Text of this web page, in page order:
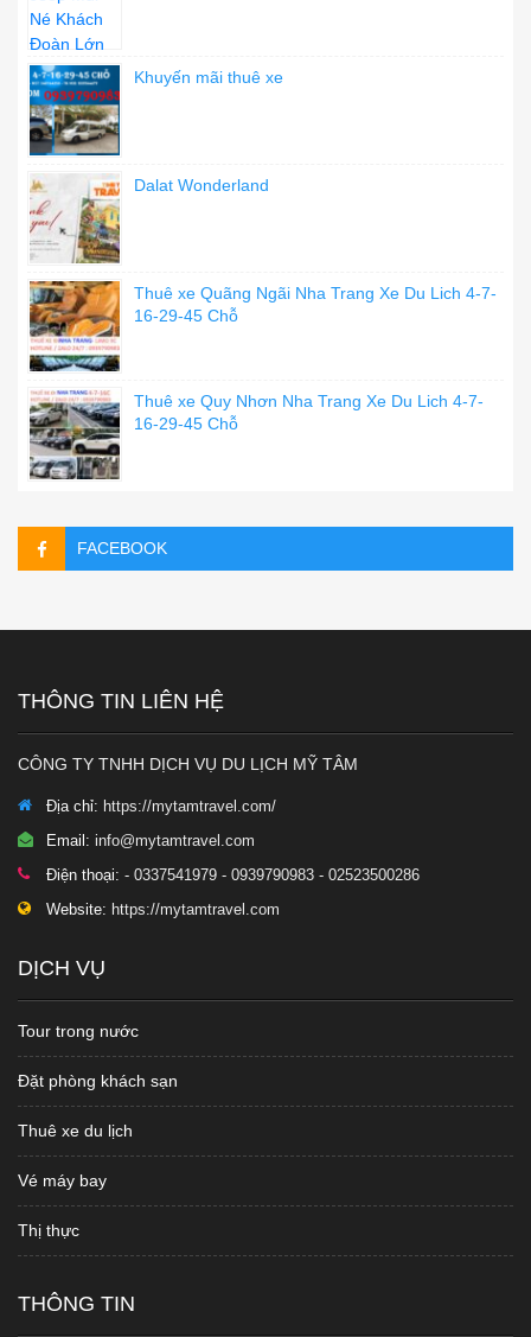
Khuyến mãi thuê xe
Dalat Wonderland
Thuê xe Quãng Ngãi Nha Trang Xe Du Lich 4-7-
16-29-45 Chỗ
Thuê xe Quy Nhơn Nha Trang Xe Du Lich 4-7-
16-29-45 Chỗ
FACEBOOK
THÔNG TIN LIÊN HỆ
CÔNG TY TNHH DỊCH VỤ DU LỊCH MỸ TÂM
Địa chỉ: https://mytamtravel.com/
Email: info@mytamtravel.com
Điện thoại: - 0337541979 - 0939790983 - 02523500286
Website: https://mytamtravel.com
DỊCH VỤ
Tour trong nước
Đặt phòng khách sạn
Thuê xe du lịch
Vé máy bay
Thị thực
THÔNG TIN